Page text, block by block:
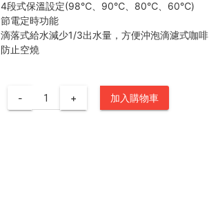
4段式保溫設定(98℃、90℃、80℃、60℃)
節電定時功能
滴落式給水減少1/3出水量，方便沖泡滴濾式咖啡
防止空燒
- + 加入購物車